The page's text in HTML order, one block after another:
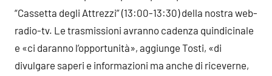
“Cassetta degli Attrezzi” (13:00-13:30) della nostra web-
radio-tv. Le trasmissioni avranno cadenza quindicinale
e «ci daranno l’opportunità», aggiunge Tosti, «di
divulgare saperi e informazioni ma anche di riceverne,